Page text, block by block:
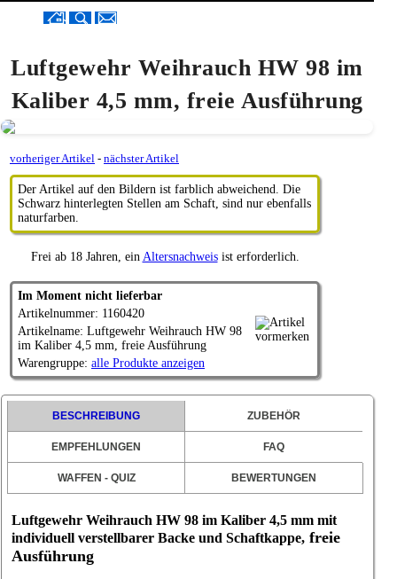
Luftgewehr Weihrauch HW 98 im
Kaliber 4,5 mm, freie Ausführung
vorheriger Artikel - nächster Artikel
Der Artikel auf den Bildern ist farblich abweichend. Die
Schwarz hinterlegten Stellen am Schaft, sind nur ebenfalls
naturfarben.
Frei ab 18 Jahren, ein Altersnachweisist erforderlich.
Im Moment nicht lieferbar
Artikelnummer: 1160420
Artikelname: Luftgewehr Weihrauch HW 98
im Kaliber 4,5 mm, freie Ausführung
Warengruppe: alle Produkte anzeigen
BESCHREIBUNG ZUBEHÖR
EMPFEHLUNGEN FAQ
WAFFEN - QUIZ BEWERTUNGEN
Luftgewehr Weihrauch HW 98 im Kaliber 4,5 mm mit
individuell verstellbarer Backe und Schaftkappe, freie
Ausführung